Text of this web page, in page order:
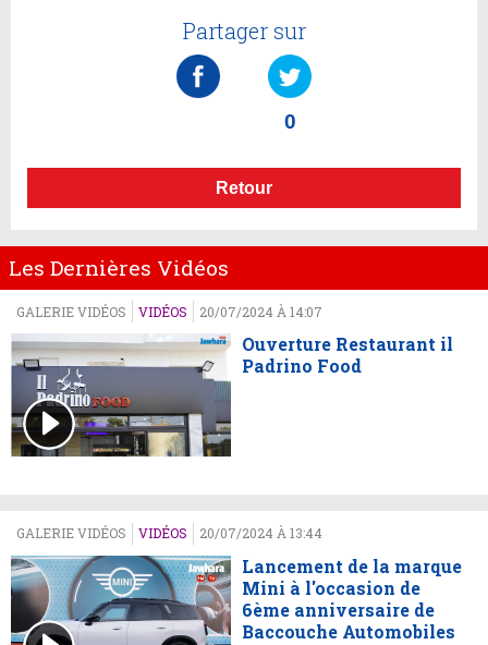
Partager sur
0
Retour
Les Dernières Vidéos
GALERIE VIDÉOS VIDÉOS 20/07/2024 À 14:07
Ouverture Restaurant il
Padrino Food
GALERIE VIDÉOS VIDÉOS 20/07/2024 À 13:44
Lancement de la marque
Mini à l'occasion de
6ème anniversaire de
Baccouche Automobiles